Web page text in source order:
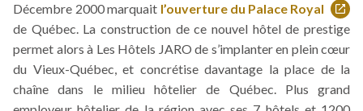
Décembre 2000 marquait l’ouverture du Palace Royal
Ce
lien
s'ouvrira
dans
une
de Québec. La construction de ce nouvel hôtel de prestige
permet alors à Les Hôtels JARO de s’implanter en plein cœur
du Vieux-Québec, et concrétise davantage la place de la
chaîne dans le milieu hôtelier de Québec. Plus grand